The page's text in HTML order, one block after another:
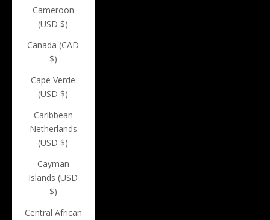
Cameroon
(USD $)
Canada (CAD
$)
Cape Verde
(USD $)
Caribbean
Netherlands
(USD $)
Cayman
Islands (USD
$)
Central African